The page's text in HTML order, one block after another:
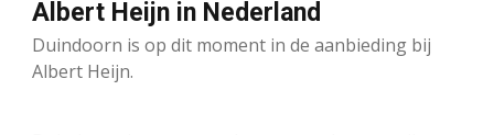
Albert Heijn in Nederland
Duindoorn is op dit moment in de aanbieding bij
Albert Heijn.